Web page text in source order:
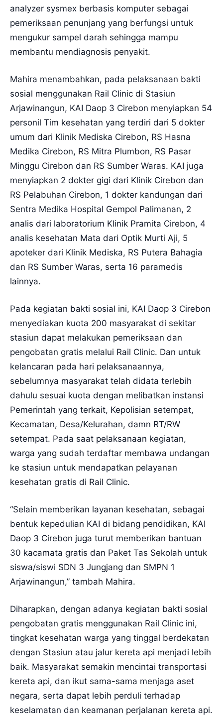
analyzer sysmex berbasis komputer sebagai
pemeriksaan penunjang yang berfungsi untuk
mengukur sampel darah sehingga mampu
membantu mendiagnosis penyakit.
Mahira menambahkan, pada pelaksanaan bakti
sosial menggunakan Rail Clinic di Stasiun
Arjawinangun, KAI Daop 3 Cirebon menyiapkan 54
personil Tim kesehatan yang terdiri dari 5 dokter
umum dari Klinik Mediska Cirebon, RS Hasna
Medika Cirebon, RS Mitra Plumbon, RS Pasar
Minggu Cirebon dan RS Sumber Waras. KAI juga
menyiapkan 2 dokter gigi dari Klinik Cirebon dan
RS Pelabuhan Cirebon, 1 dokter kandungan dari
Sentra Medika Hospital Gempol Palimanan, 2
analis dari laboratorium Klinik Pramita Cirebon, 4
analis kesehatan Mata dari Optik Murti Aji, 5
apoteker dari Klinik Mediska, RS Putera Bahagia
dan RS Sumber Waras, serta 16 paramedis
lainnya.
Pada kegiatan bakti sosial ini, KAI Daop 3 Cirebon
menyediakan kuota 200 masyarakat di sekitar
stasiun dapat melakukan pemeriksaan dan
pengobatan gratis melalui Rail Clinic. Dan untuk
kelancaran pada hari pelaksanaannya,
sebelumnya masyarakat telah didata terlebih
dahulu sesuai kuota dengan melibatkan instansi
Pemerintah yang terkait, Kepolisian setempat,
Kecamatan, Desa/Kelurahan, damn RT/RW
setempat. Pada saat pelaksanaan kegiatan,
warga yang sudah terdaftar membawa undangan
ke stasiun untuk mendapatkan pelayanan
kesehatan gratis di Rail Clinic.
“Selain memberikan layanan kesehatan, sebagai
bentuk kepedulian KAI di bidang pendidikan, KAI
Daop 3 Cirebon juga turut memberikan bantuan
30 kacamata gratis dan Paket Tas Sekolah untuk
siswa/siswi SDN 3 Jungjang dan SMPN 1
Arjawinangun,” tambah Mahira.
Diharapkan, dengan adanya kegiatan bakti sosial
pengobatan gratis menggunakan Rail Clinic ini,
tingkat kesehatan warga yang tinggal berdekatan
dengan Stasiun atau jalur kereta api menjadi lebih
baik. Masyarakat semakin mencintai transportasi
kereta api, dan ikut sama-sama menjaga aset
negara, serta dapat lebih perduli terhadap
keselamatan dan keamanan perjalanan kereta api.